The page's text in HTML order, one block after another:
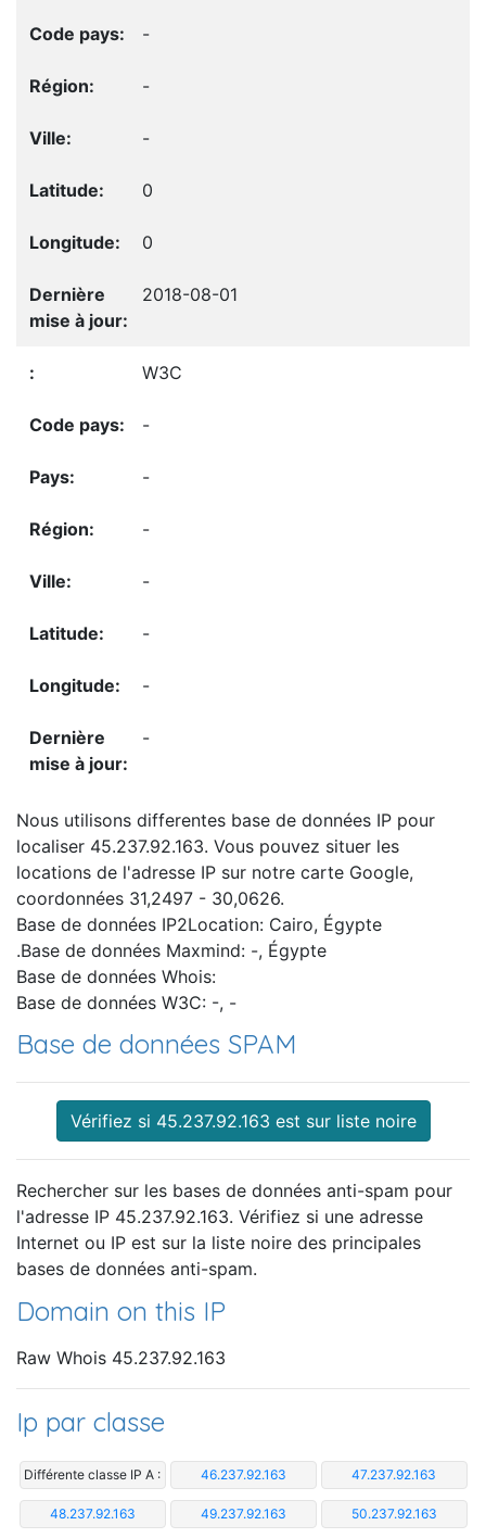
-
-
-
0
0
2018-08-01
W3C
-
-
-
-
-
-
-
Nous utilisons differentes base de données IP pour
localiser 45.237.92.163. Vous pouvez situer les
locations de l'adresse IP sur notre carte Google,
coordonnées 31,2497 - 30,0626.
Base de données IP2Location: Cairo, Égypte
.Base de données Maxmind: -, Égypte
Base de données Whois:
Base de données W3C: -, -
Base de données SPAM
Vérifiez si 45.237.92.163 est sur liste noire
Rechercher sur les bases de données anti-spam pour
l'adresse IP 45.237.92.163. Vérifiez si une adresse
Internet ou IP est sur la liste noire des principales
bases de données anti-spam.
Domain on this IP
Raw Whois 45.237.92.163
Ip par classe
Différente classe IP A : 46.237.92.163 47.237.92.163
48.237.92.163 49.237.92.163 50.237.92.163